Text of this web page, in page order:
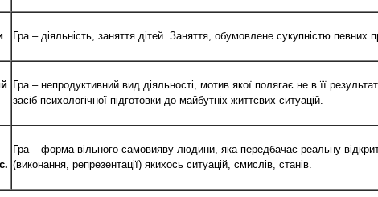
Гра – діяльність, заняття дітей. Заняття, обумовлене сукупністю
Гра – непродуктивний вид діяльності, мотив якої полягає не в її
засіб психологічної підготовки до майбутніх життєвих ситуацій.
Гра – форма вільного самовияву людини, яка передбачає реальну
(виконання, репрезентації) якихось ситуацій, смислів, станів.